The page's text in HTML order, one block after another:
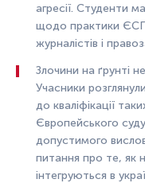
агресії. Студенти
щодо практики
журналістів і
Злочини на ґрунті
Учасники
до кваліфікації
Європейського
допустимого
питання про те, як
інтегруються в